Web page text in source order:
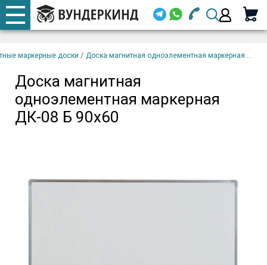
+7 920 668-08-98
+7 920 668-08-98
Email
одноэлементная
маркерная ДК-08 Б 90х60
корзину
маркерные доски / Доска магнитная одноэлементная маркерная ...
Доска магнитная
одноэлементная маркерная
ДК-08 Б 90х60